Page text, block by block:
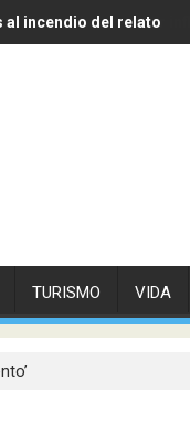
al incendio del relato
las olas de calor
TURISMO VIDA